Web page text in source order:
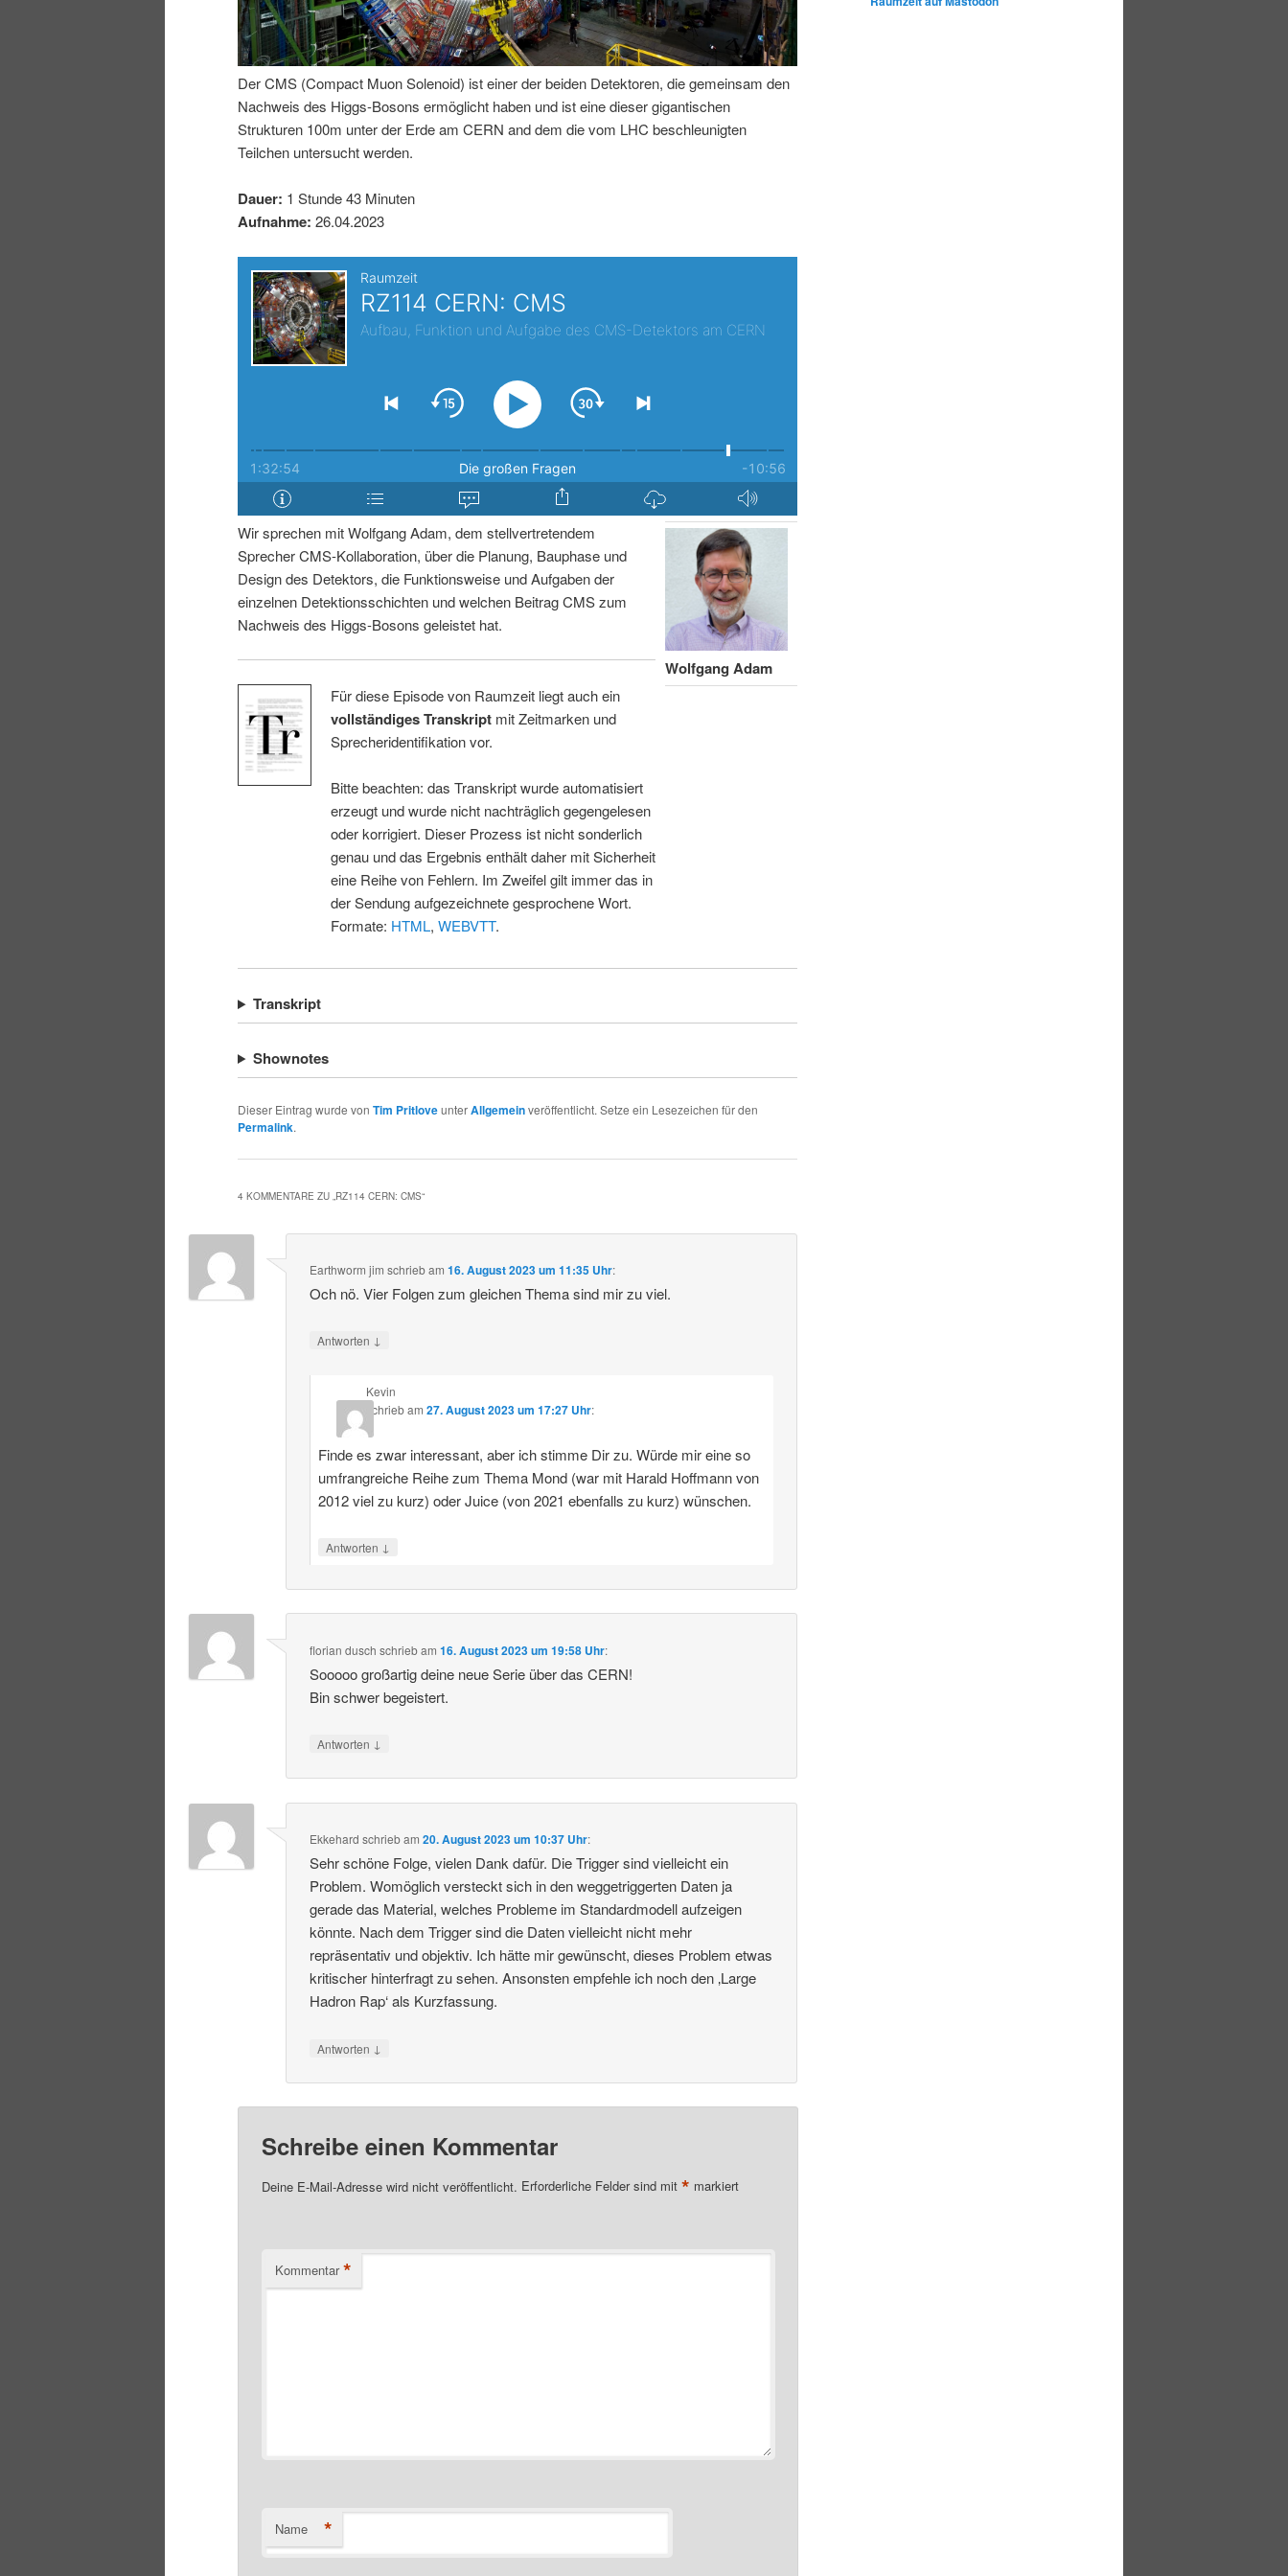
I
l
t
s
p
i
g
e
n
e
h
a
l
t
p
i
n
g
e
n
Der CMS (Compact Muon Solenoid) ist einer der beiden Detektoren, die gemeinsam den
Nachweis des Higgs-Bosons ermöglicht haben und ist eine dieser gigantischen
Strukturen 100m unter der Erde am CERN and dem die vom LHC beschleunigten
Teilchen untersucht werden.
Dauer: 1 Stunde 43 Minuten
Aufnahme: 26.04.2023
Wolfgang Adam
Wir sprechen mit Wolfgang Adam, dem stellvertretendem
Sprecher CMS-Kollaboration, über die Planung, Bauphase und
Design des Detektors, die Funktionsweise und Aufgaben der
einzelnen Detektionsschichten und welchen Beitrag CMS zum
Nachweis des Higgs-Bosons geleistet hat.
Für diese Episode von Raumzeit liegt auch ein
vollständiges Transkriptmit Zeitmarken und
Sprecheridentifikation vor.
Bitte beachten: das Transkript wurde automatisiert
erzeugt und wurde nicht nachträglich gegengelesen
oder korrigiert. Dieser Prozess ist nicht sonderlich
genau und das Ergebnis enthält daher mit Sicherheit
eine Reihe von Fehlern. Im Zweifel gilt immer das in
der Sendung aufgezeichnete gesprochene Wort.
Formate: HTML, WEBVTT.
Transkript
Shownotes
Dieser Eintrag wurde von Tim PritloveunterAllgemeinveröffentlicht. Setze ein Lesezeichen für den
Permalink.
4 KOMMENTARE ZU „ RZ114 CERN: CMS“
Earthworm jim schriebam16. August 2023 um 11:35 Uhr:
Och nö. Vier Folgen zum gleichen Thema sind mir zu viel.
Antworten ↓
Kevin
schriebam 27. August 2023 um 17:27 Uhr:
Finde es zwar interessant, aber ich stimme Dir zu. Würde mir eine so
umfrangreiche Reihe zum Thema Mond (war mit Harald Hoffmann von
2012 viel zu kurz) oder Juice (von 2021 ebenfalls zu kurz) wünschen.
Antworten ↓
florian dusch schriebam16. August 2023 um 19:58 Uhr:
Sooooo großartig deine neue Serie über das CERN!
Bin schwer begeistert.
Antworten ↓
Ekkehard schriebam20. August 2023 um 10:37 Uhr:
Sehr schöne Folge, vielen Dank dafür. Die Trigger sind vielleicht ein
Problem. Womöglich versteckt sich in den weggetriggerten Daten ja
gerade das Material, welches Probleme im Standardmodell aufzeigen
könnte. Nach dem Trigger sind die Daten vielleicht nicht mehr
repräsentativ und objektiv. Ich hätte mir gewünscht, dieses Problem etwas
kritischer hinterfragt zu sehen. Ansonsten empfehle ich noch den ‚Large
Hadron Rap‘ als Kurzfassung.
Antworten ↓
Schreibe einen Kommentar
Deine E-Mail-Adresse wird nicht veröffentlicht. Erforderliche Felder sind mit* markiert
Kommentar *
Name *